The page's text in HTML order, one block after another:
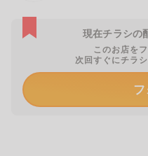
現在チラシの
このお店を
次回すぐにチラ
フ